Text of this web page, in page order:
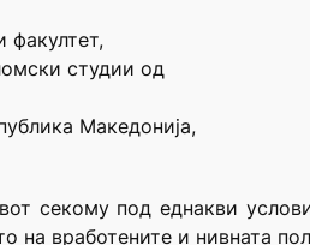
факултет,
студии од
Македонија,
секому под еднакви
на вработените и нивната